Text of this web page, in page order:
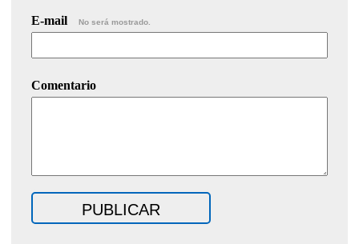
E-mail No será mostrado.
Comentario